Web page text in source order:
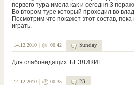
первого тура имела как и сегодня 3
Во втором туре который проходил во
Посмотрим что покажет этот состав,
играть.
14.12.2010 00:42 Sunday
Для слабовидящих. БЕЗЛИКИЕ.
14.12.2010 00:35 23